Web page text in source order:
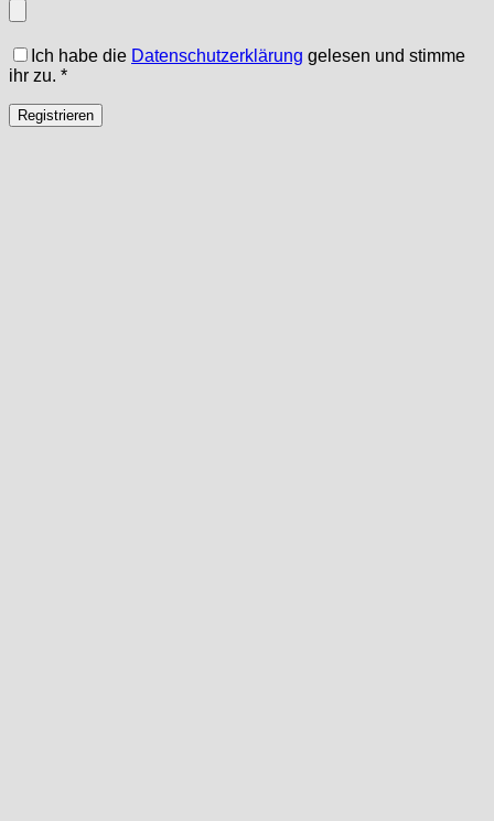
Ich habe die Datenschutzerklärung gelesen und stimme
ihr zu. *
Registrieren